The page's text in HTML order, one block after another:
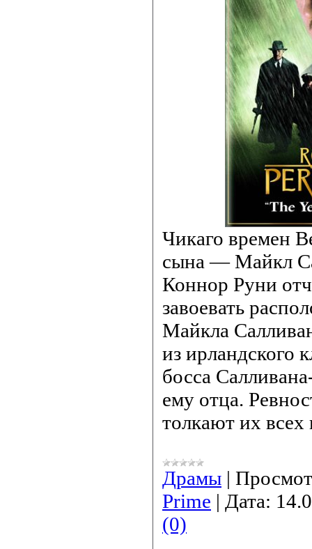
Чикаго времен
сына — Майкл
Коннор Руни
завоевать
Майкла
из ирландского
босса
ему отца.
толкают их всех
Драмы |
Prime | Дата:
(0)